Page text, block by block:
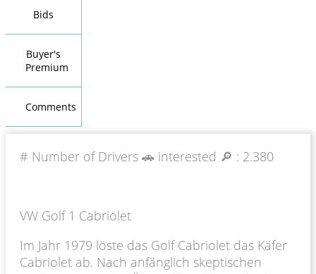
Bids
Buyer's
Premium
Comments
# Number of Drivers 🚗 interested 🔎 : 2.380
VW Golf 1 Cabriolet
Im Jahr 1979 löste das Golf Cabriolet das Käfer
Cabriolet ab. Nach anfänglich skeptischen